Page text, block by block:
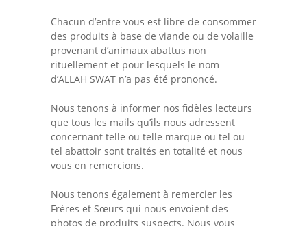
Chacun d’entre vous est libre de consommer
des produits à base de viande ou de volaille
provenant d’animaux abattus non
rituellement et pour lesquels le nom
d’ALLAH SWAT n’a pas été prononcé.
Nous tenons à informer nos fidèles lecteurs
que tous les mails qu’ils nous adressent
concernant telle ou telle marque ou tel ou
tel abattoir sont traités en totalité et nous
vous en remercions.
Nous tenons également à remercier les
Frères et Sœurs qui nous envoient des
photos de produits suspects. Nous vous